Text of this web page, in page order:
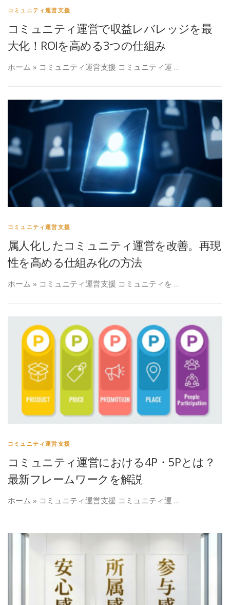
コミュニティ運営支援
コミュニティ運営で収益レバレッジを最
大化！ROIを高める3つの仕組み
ホーム » コミュニティ運営支援 コミュニティ運 …
コミュニティ運営支援
属人化したコミュニティ運営を改善。再現
性を高める仕組み化の方法
ホーム » コミュニティ運営支援 コミュニティを …
コミュニティ運営支援
コミュニティ運営における4P・5Pとは？
最新フレームワークを解説
ホーム » コミュニティ運営支援 コミュニティ運 …